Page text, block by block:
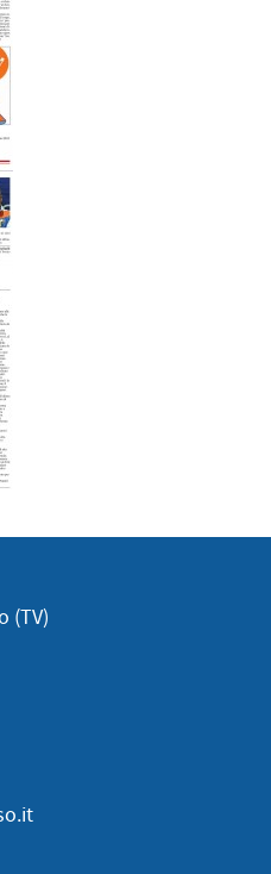
(TV)